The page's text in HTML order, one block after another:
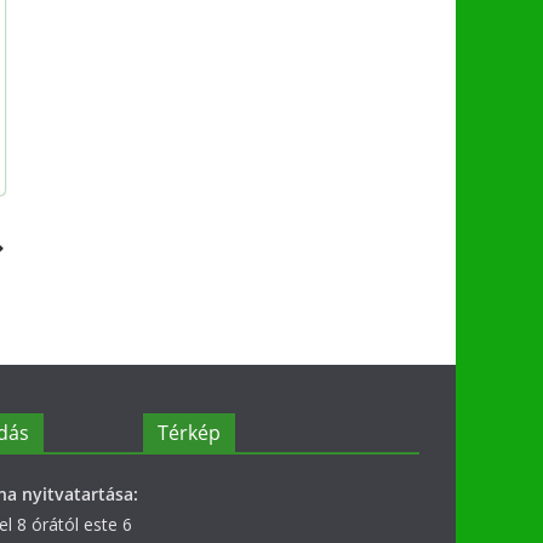
nyitvatartása:
8 órától este 6
Térkép